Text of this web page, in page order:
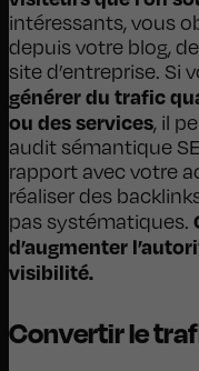
intéressants, vous
depuis votre blog,
site d’entreprise. Si
générer du trafic
ou des services, il
audit sémantique
rapport avec votre
réaliser des
pas systématiques.
d’augmenter
visibilité.
Convertir le